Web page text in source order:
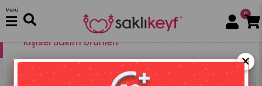
0
Menü
Kişisel Bakım Ürünleri
×